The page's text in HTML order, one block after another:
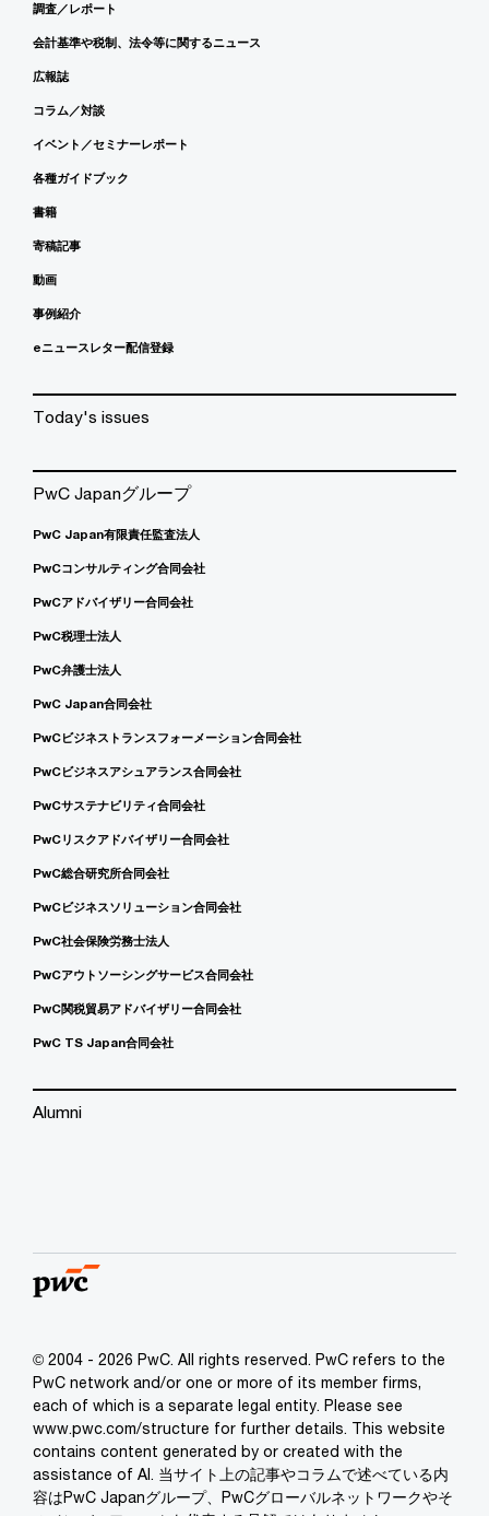
調査／レポート
会計基準や税制、法令等に関するニュース
広報誌
コラム／対談
イベント／セミナーレポート
各種ガイドブック
書籍
寄稿記事
動画
事例紹介
eニュースレター配信登録
Today's issues
PwC Japanグループ
PwC Japan有限責任監査法人
PwCコンサルティング合同会社
PwCアドバイザリー合同会社
PwC税理士法人
PwC弁護士法人
PwC Japan合同会社
PwCビジネストランスフォーメーション合同会社
PwCビジネスアシュアランス合同会社
PwCサステナビリティ合同会社
PwCリスクアドバイザリー合同会社
PwC総合研究所合同会社
PwCビジネスソリューション合同会社
PwC社会保険労務士法人
PwCアウトソーシングサービス合同会社
PwC関税貿易アドバイザリー合同会社
PwC TS Japan合同会社
Alumni
© 2004 - 2026 PwC. All rights reserved. PwC refers to the
PwC network and/or one or more of its member firms,
each of which is a separate legal entity. Please see
www.pwc.com/structure for further details. This website
contains content generated by or created with the
assistance of AI. 当サイト上の記事やコラムで述べている内
容はPwC Japanグループ、PwCグローバルネットワークやそ